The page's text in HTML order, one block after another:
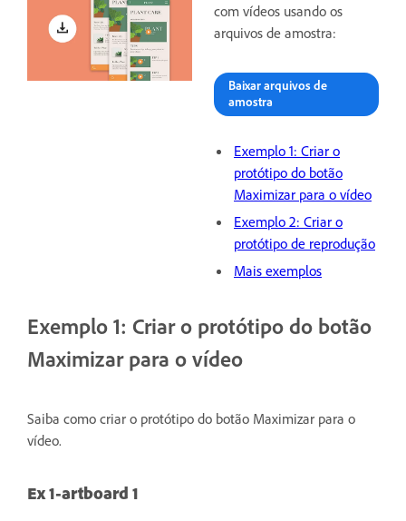
com vídeos usando os
arquivos de amostra:
Baixar arquivos de
amostra
Exemplo 1: Criar o
protótipo do botão
Maximizar para o vídeo
Exemplo 2: Criar o
protótipo de reprodução
Mais exemplos
Exemplo 1: Criar o protótipo do botão
Maximizar para o vídeo
Saiba como criar o protótipo do botão Maximizar para o
vídeo.
Ex 1-artboard 1